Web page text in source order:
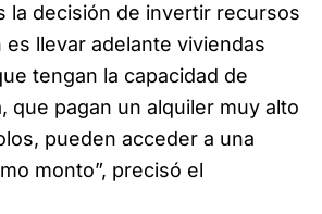
la decisión de invertir recursos
es llevar adelante viviendas
tengan la capacidad de
que pagan un alquiler muy alto
pueden acceder a una
monto”, precisó el